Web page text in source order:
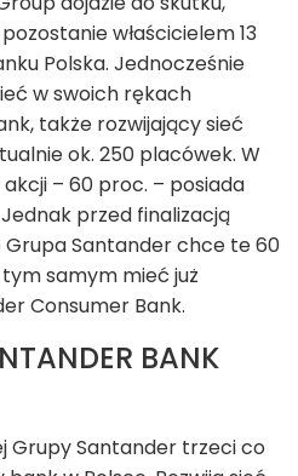
właścicielem 13
Polska. Jednocześnie
w swoich rękach
także rozwijający sieć
ok. 250 placówek. W
– 60 proc. – posiada
przed finalizacją
Santander chce te 60
samym mieć już
Consumer Bank.
BANK
Grupy Santander trzeci co